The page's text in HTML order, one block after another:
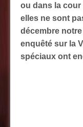
ou dans la cour
elles ne sont
décembre
enquêté sur la
spéciaux ont